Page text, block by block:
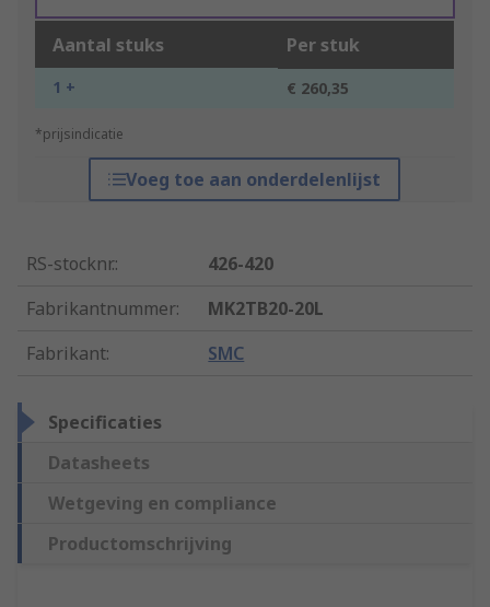
Aantal stuks Per stuk
1 + € 260,35
*prijsindicatie
Voeg toe aan onderdelenlijst
RS-stocknr.:
426-420
Fabrikantnummer:
MK2TB20-20L
Fabrikant: SMC
Specificaties
Datasheets
Wetgeving en compliance
Productomschrijving